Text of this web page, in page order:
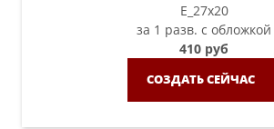
E_27x20
за 1 разв. с обложкой
410 руб
СОЗДАТЬ СЕЙЧАС